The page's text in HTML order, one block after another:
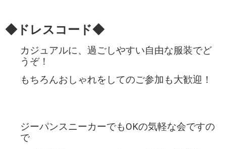
◆ドレスコード◆
カジュアルに、過ごしやすい自由な服装でど
うぞ！
もちろんおしゃれをしてのご参加も大歓迎！
ジーパンスニーカーでもOKの気軽な会ですの
で